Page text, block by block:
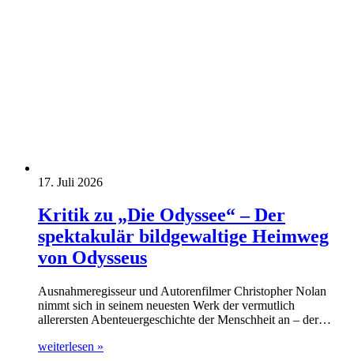
17. Juli 2026
Kritik zu „Die Odyssee“ – Der
spektakulär bildgewaltige Heimweg
von Odysseus
Ausnahmeregisseur und Autorenfilmer Christopher Nolan
nimmt sich in seinem neuesten Werk der vermutlich
allerersten Abenteuergeschichte der Menschheit an – der…
weiterlesen »